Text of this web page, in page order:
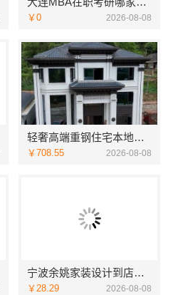
￥0 2026-08-08
轻奢高端重钢住宅本地维保，云南晟构建筑建材有限公司贴心服务
￥708.55 2026-08-08
宁波余姚家装设计到店咨询-宁波雅美和居建材科技
￥28.29 2026-08-08